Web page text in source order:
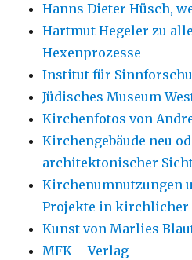
Hanns Dieter Hüsch,
Hartmut Hegeler zu
Hexenprozesse
Institut für
Jüdisches Museum
Kirchenfotos von
Kirchengebäude neu
architektonischer
Kirchenumnutzungen
Projekte in kirchlicher
Kunst von Marlies
MFK – Verlag